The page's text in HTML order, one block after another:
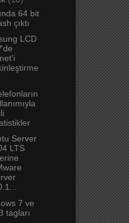
64 bit
çıktı
LCD
Server
LTS
7 ve
tagları